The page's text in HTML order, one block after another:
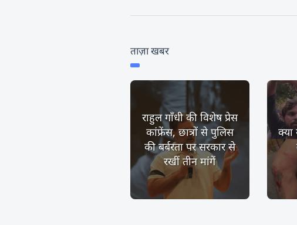
ताज़ा खबर
राहुल गाँधी की विशेष प्रेस
कांफ्रेंस, छात्रों से पुलिस
की बर्बरता पर सरकार से
रखीं तीन मांगें